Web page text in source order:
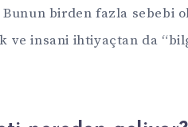
birden fazla sebebi
ve insani ihtiyaçtan da